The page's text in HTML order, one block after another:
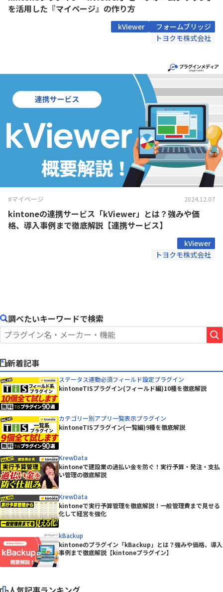
を活用した『マイページ』の作り方
kViewer
フォームブリッジ
トヨクモ株式会社
#マイページ 2024.12.07
kintoneの連携サービス「kViewer」とは？強みや価
格、導入事例まで徹底解説【連携サービス】
kViewer
トヨクモ株式会社
調べたいキーワードで検索
新着記事
ステータス連動必須フィールド設定プラグイン
kintoneTISプラグイン(フィールド編)10種を徹底解説
カテゴリー別アプリ一覧表示プラグイン
kintoneTISプラグイン(一覧編)9種を徹底解説
KrewData
kintoneで建設業の過払い金を防ぐ！実行予算・発注・支払
い管理の徹底解説
KrewData
kintoneで実行予算管理を徹底解説！一般管理費まで見せる
化して経営を強化
kBackup
kintoneのプラグイン「kBackup」とは？強みや価格、導入
事例まで徹底解説【kintoneプラグイン】